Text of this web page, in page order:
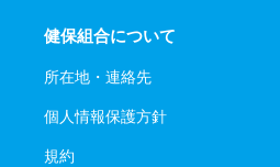
健保組合について
所在地・連絡先
個人情報保護方針
規約